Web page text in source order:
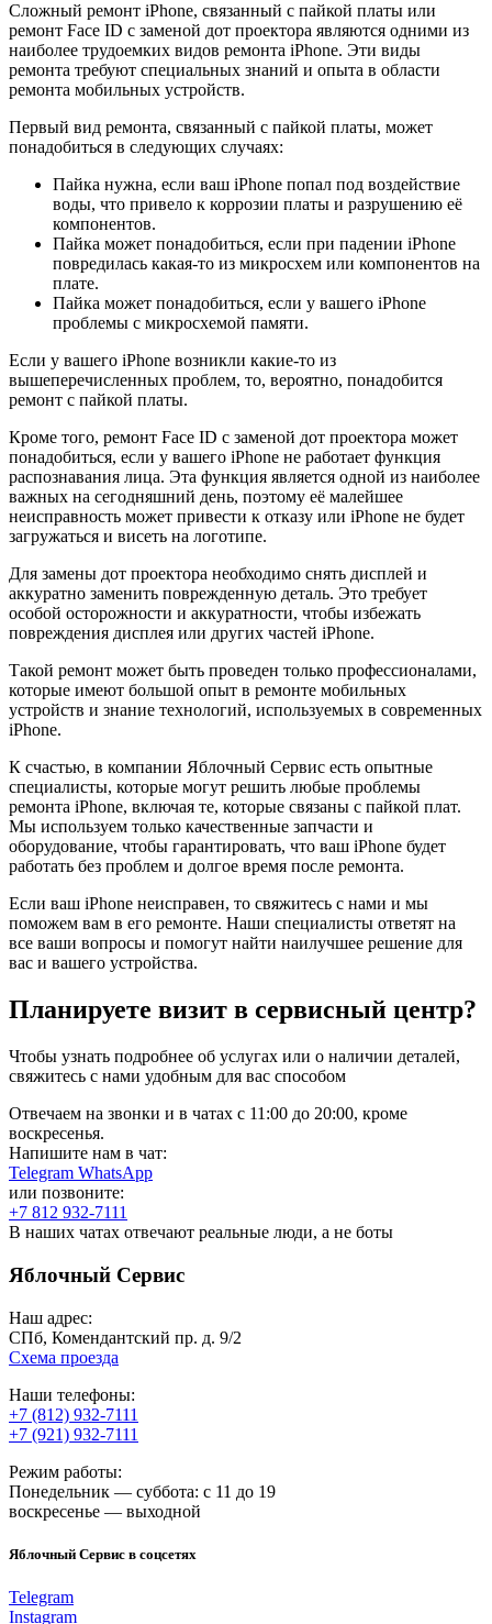
Сложный ремонт iPhone, связанный с пайкой платы или
ремонт Face ID с заменой дот проектора являются одними из
наиболее трудоемких видов ремонта iPhone. Эти виды
ремонта требуют специальных знаний и опыта в области
ремонта мобильных устройств.
Первый вид ремонта, связанный с пайкой платы, может
понадобиться в следующих случаях:
Пайка нужна, если ваш iPhone попал под воздействие
воды, что привело к коррозии платы и разрушению её
компонентов.
Пайка может понадобиться, если при падении iPhone
повредилась какая-то из микросхем или компонентов на
плате.
Пайка может понадобиться, если у вашего iPhone
проблемы с микросхемой памяти.
Если у вашего iPhone возникли какие-то из
вышеперечисленных проблем, то, вероятно, понадобится
ремонт с пайкой платы.
Кроме того, ремонт Face ID с заменой дот проектора может
понадобиться, если у вашего iPhone не работает функция
распознавания лица. Эта функция является одной из наиболее
важных на сегодняшний день, поэтому её малейшее
неисправность может привести к отказу или iPhone не будет
загружаться и висеть на логотипе.
Для замены дот проектора необходимо снять дисплей и
аккуратно заменить поврежденную деталь. Это требует
особой осторожности и аккуратности, чтобы избежать
повреждения дисплея или других частей iPhone.
Такой ремонт может быть проведен только профессионалами,
которые имеют большой опыт в ремонте мобильных
устройств и знание технологий, используемых в современных
iPhone.
К счастью, в компании Яблочный Сервис есть опытные
специалисты, которые могут решить любые проблемы
ремонта iPhone, включая те, которые связаны с пайкой плат.
Мы используем только качественные запчасти и
оборудование, чтобы гарантировать, что ваш iPhone будет
работать без проблем и долгое время после ремонта.
Если ваш iPhone неисправен, то свяжитесь с нами и мы
поможем вам в его ремонте. Наши специалисты ответят на
все ваши вопросы и помогут найти наилучшее решение для
вас и вашего устройства.
Планируете визит в сервисный центр?
Чтобы узнать подробнее об услугах или о наличии деталей,
свяжитесь с нами удобным для вас способом
Отвечаем на звонки и в чатах с 11:00 до 20:00, кроме
воскресенья.
Напишите нам в чат:
Telegram WhatsApp
или позвоните:
+7 812 932-7111
В наших чатах отвечают реальные люди, а не боты
Яблочный Сервис
Наш адрес:
СПб, Комендантский пр. д. 9/2
Схема проезда
Наши телефоны:
+7 (812) 932-7111
+7 (921) 932-7111
Режим работы:
Понедельник — суббота: с 11 до 19
воскресенье — выходной
Яблочный Сервис в соцсетях
Telegram
Instagram